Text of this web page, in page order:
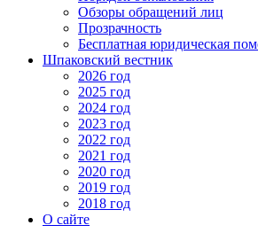
Обзоры обращений лиц
Прозрачность
Бесплатная юридическая
Шпаковский вестник
2026 год
2025 год
2024 год
2023 год
2022 год
2021 год
2020 год
2019 год
2018 год
О сайте